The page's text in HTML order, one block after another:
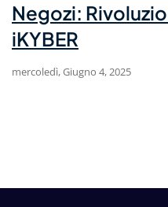
Negozi:
iKYBER
mercoledì, Giugno 4, 2025